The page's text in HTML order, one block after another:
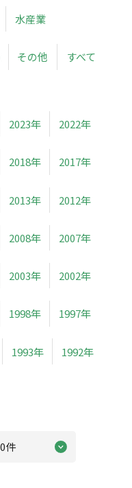
水産業
その他 すべて
2023年 2022年
2018年 2017年
2013年 2012年
2008年 2007年
2003年 2002年
1998年 1997年
1993年 1992年